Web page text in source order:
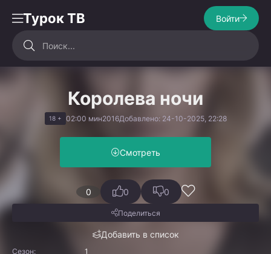
Турок ТВ Войти
Королева ночи
18 + 02:00 мин2016Добавлено: 24-10-2025, 22:28
Смотреть
0
Добавить в список
0 0
Поделиться
Сезон:
1